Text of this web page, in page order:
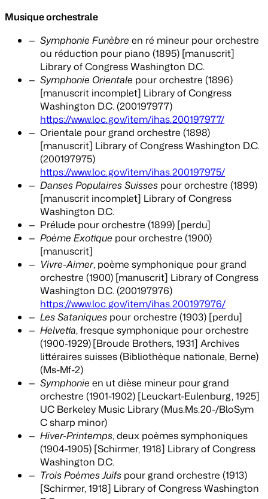
Musique orchestrale
Symphonie Funèbreen ré mineur pour orchestre
ou réduction pour piano (1895) [manuscrit]
Library of Congress Washington D.C.
Symphonie Orientale pour orchestre (1896)
[manuscrit incomplet] Library of Congress
Washington D.C. (200197977)
https://www.loc.gov/item/ihas.200197977/
Orientale pour grand orchestre (1898)
[manuscrit] Library of Congress Washington D.C.
(200197975)
https://www.loc.gov/item/ihas.200197975/
Danses Populaires Suisses pour orchestre (1899)
[manuscrit incomplet] Library of Congress
Washington D.C.
Prélude pour orchestre (1899) [perdu]
Poème Exotique pour orchestre (1900)
[manuscrit]
Vivre-Aimer, poème symphonique pour grand
orchestre (1900) [manuscrit] Library of Congress
Washington D.C. (200197976)
https://www.loc.gov/item/ihas.200197976/
Les Sataniques pour orchestre (1903) [perdu]
Helvetia, fresque symphonique pour orchestre
(1900-1929)[Broude Brothers, 1931] Archives
littéraires suisses (Bibliothèque nationale, Berne)
(Ms-Mf-2)
Symphonieen ut dièse mineur pour grand
orchestre (1901-1902) [Leuckart-Eulenburg, 1925]
UC Berkeley Music Library (Mus.Ms.20-/BloSym
C sharp minor)
Hiver-Printemps, deux poèmes symphoniques
(1904-1905) [Schirmer, 1918] Library of Congress
Washington D.C.
Trois Poèmes Juifs pour grand orchestre (1913)
[Schirmer, 1918] Library of Congress Washington